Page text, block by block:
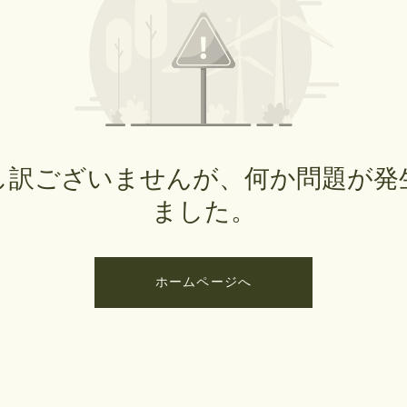
訳ございませんが、何か問題が発
ました。
ホームページへ